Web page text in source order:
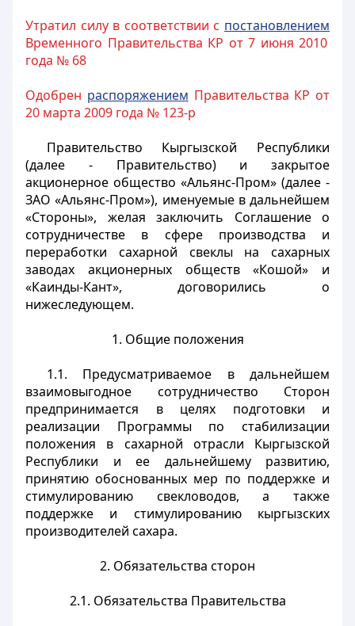
Утратил силу в соответствии с постановлением
Временного Правительства КР от 7 июня 2010
года № 68
Одобрен распоряжением Правительства КР от
20 марта 2009 года № 123-р
Правительство Кыргызской Республики
(далее - Правительство) и закрытое
акционерное общество «Альянс-Пром» (далее -
ЗАО «Альянс-Пром»), именуемые в дальнейшем
«Стороны», желая заключить Соглашение о
сотрудничестве в сфере производства и
переработки сахарной свеклы на сахарных
заводах акционерных обществ «Кошой» и
«Каинды-Кант», договорились о
нижеследующем.
1. Общие положения
1.1. Предусматриваемое в дальнейшем
взаимовыгодное сотрудничество Сторон
предпринимается в целях подготовки и
реализации Программы по стабилизации
положения в сахарной отрасли Кыргызской
Республики и ее дальнейшему развитию,
принятию обоснованных мер по поддержке и
стимулированию свекловодов, а также
поддержке и стимулированию кыргызских
производителей сахара.
2. Обязательства сторон
2.1. Обязательства Правительства